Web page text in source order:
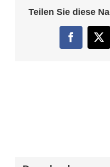
Teilen Sie diese
Facebook